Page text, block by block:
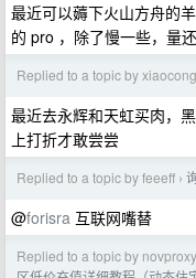
最近可以薅下火山方舟的
的 pro ，除了慢一些，量
Replied to a topic by
最近去永辉和天虹买肉，
上打折才敢尝尝
Replied to a topic by feeeff ›
@forisra 互联网嘴替
Replied to a topic by novproxy